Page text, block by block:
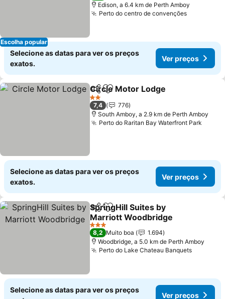
Escolha popular
Edison, a 6.4 km de Perth Amboy
Perto do centro de convenções
Selecione as datas para ver os preços
exatos.
Ver preços
PartilharAdicionar aos favoritos
Circle Motor Lodge
2 Estrelas
7,4
776
South Amboy, a 2.9 km de Perth Amboy
Perto do Raritan Bay Waterfront Park
Selecione as datas para ver os preços
exatos.
Ver preços
PartilharAdicionar aos favoritos
SpringHill Suites by
Marriott Woodbridge
3 Estrelas
8,2 Muito boa
1.694
Woodbridge, a 5.0 km de Perth Amboy
Perto do Lake Chateau Banquets
Selecione as datas para ver os preços
Ver preços